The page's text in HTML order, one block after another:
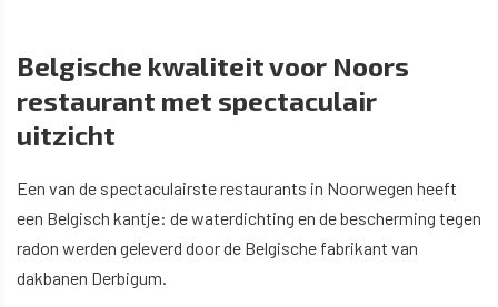
Belgische kwaliteit voor Noors
restaurant met spectaculair
uitzicht
Een van de spectaculairste restaurants in Noorwegen heeft
een Belgisch kantje: de waterdichting en de bescherming tegen
radon werden geleverd door de Belgische fabrikant van
dakbanen Derbigum.